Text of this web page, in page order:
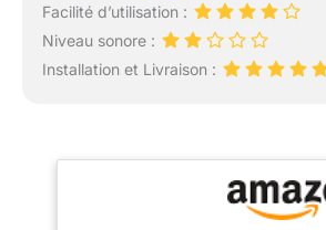
Facilité d’utilisation :
Niveau sonore :
Installation et Livraison :